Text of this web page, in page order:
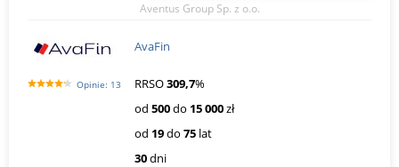
Aventus Group Sp. z o.o.
Opinie: 13
AvaFin
RRSO309,7%
od 500do 15 000zł
od 19do 75 lat
30dni